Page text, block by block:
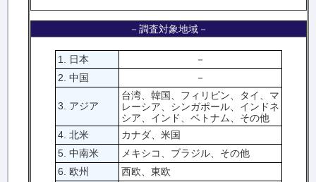
－調査対象地域－
1. 日本
－
2. 中国
－
3. アジア
台湾、韓国、フィリピン、タイ、マ
レーシア、シンガポール、インドネ
シア、インド、ベトナム、その他
4. 北米
カナダ、米国
5. 中南米
メキシコ、ブラジル、その他
6. 欧州
西欧、東欧